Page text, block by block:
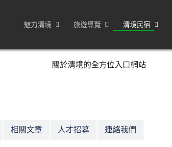
魅力清境 旅遊導覽 清境民宿
關於清境的全方位入口網站
相關文章 人才招募 連絡我們